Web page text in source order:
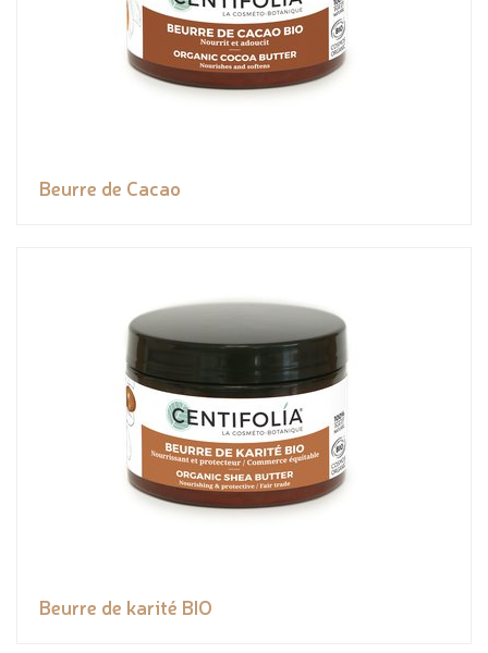
Beurre de Cacao
Beurre de karité BIO